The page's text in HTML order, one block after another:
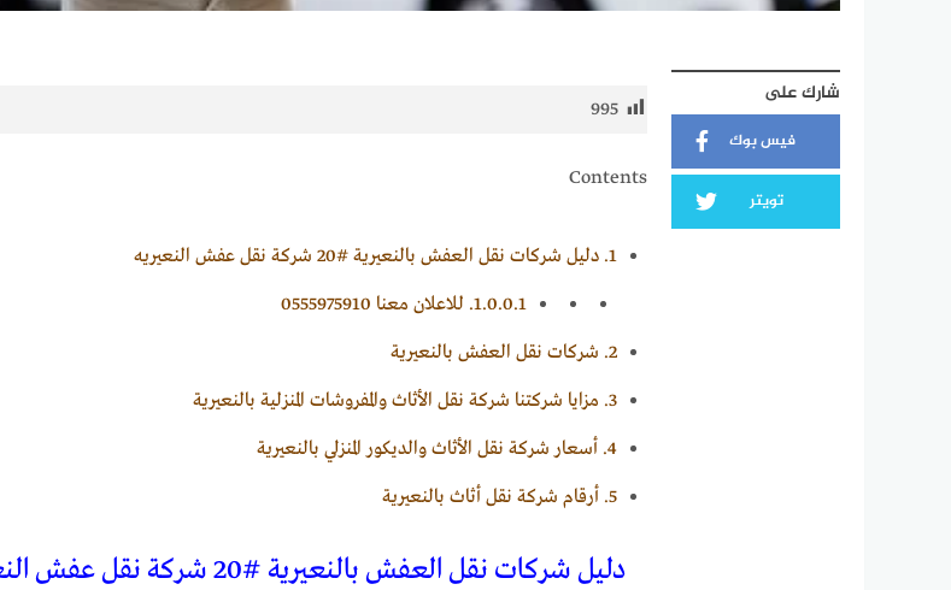
شارك على
فيس بوك
تويتر
995
Contents
1. دليل شركات نقل العفش بالنعيرية #20 شركة نقل عفش النعيريه
1.0.0.1. للاعلان معنا 0555975910
2. شركات نقل العفش بالنعيرية
3. مزايا شركتنا شركة نقل الأثاث والمفروشات المنزلية بالنعيرية
4. أسعار شركة نقل الأثاث والديكور المنزلي بالنعيرية
5. أرقام شركة نقل أثاث بالنعيرية
دليل شركات نقل العفش بالنعيرية #20 شركة نقل عفش النعيريه